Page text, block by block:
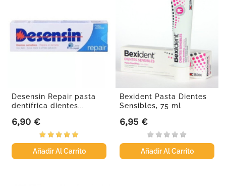
Desensin Repair pasta
dentífrica dientes...
Precio
6,90 €
Añadir Al Carrito
Bexident Pasta Dientes
Sensibles, 75 ml
Precio
6,95 €
Añadir Al Carrito